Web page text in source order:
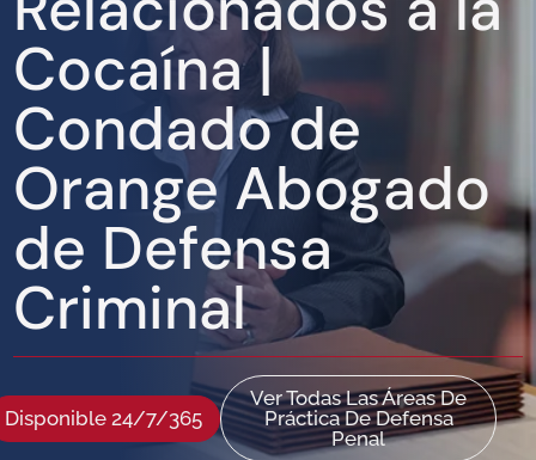
Cocaína |
Condado de
Orange Abogado
de Defensa
Criminal
Disponible 24/7/365
Ver Todas Las Áreas De
Práctica De Defensa
Penal